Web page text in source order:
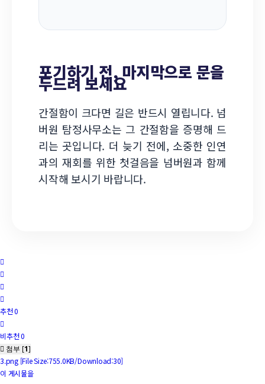
포기하기 전, 마지막으로 문을
두드려 보세요
간절함이 크다면 길은 반드시 열립니다. 넘
버원 탐정사무소는 그 간절함을 증명해 드
리는 곳입니다. 더 늦기 전에, 소중한 인연
과의 재회를 위한 첫걸음을 넘버원과 함께
시작해 보시기 바랍니다.
추천 0
비추천 0
첨부 [1]
3.png [File Size:755.0KB/Download:30]
이 게시물을